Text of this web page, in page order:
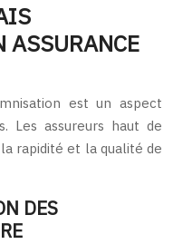
ASSURANCE
est un aspect
Les assureurs haut de
rapidité et la qualité de
DES